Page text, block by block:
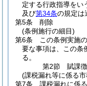
定する行政指導をい
及び第34条の規定は
第5条
削除
(条例施行の細目)
第6条
この条例実施
要な事項は、この条
る。
第2節
賦課
(課税漏れ等に係る
第7条
課税漏れに係